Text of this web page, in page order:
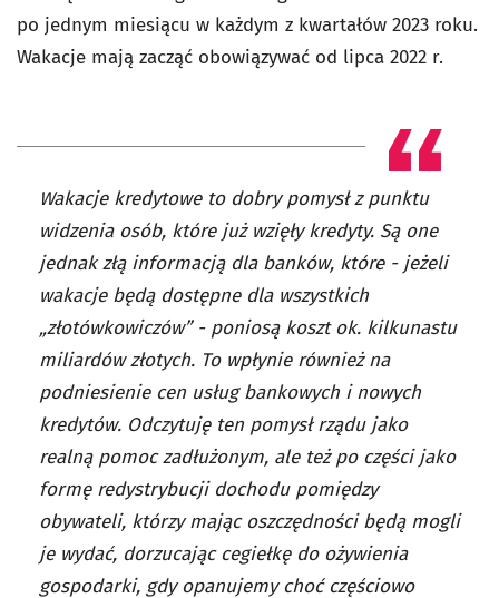
po jednym miesiącu w każdym z kwartałów 2023 roku.
Wakacje mają zacząć obowiązywać od lipca 2022 r.
Wakacje kredytowe to dobry pomysł z punktu
widzenia osób, które już wzięły kredyty. Są one
jednak złą informacją dla banków, które - jeżeli
wakacje będą dostępne dla wszystkich
„złotówkowiczów” - poniosą koszt ok. kilkunastu
miliardów złotych. To wpłynie również na
podniesienie cen usług bankowych i nowych
kredytów. Odczytuję ten pomysł rządu jako
realną pomoc zadłużonym, ale też po części jako
formę redystrybucji dochodu pomiędzy
obywateli, którzy mając oszczędności będą mogli
je wydać, dorzucając cegiełkę do ożywienia
gospodarki, gdy opanujemy choć częściowo